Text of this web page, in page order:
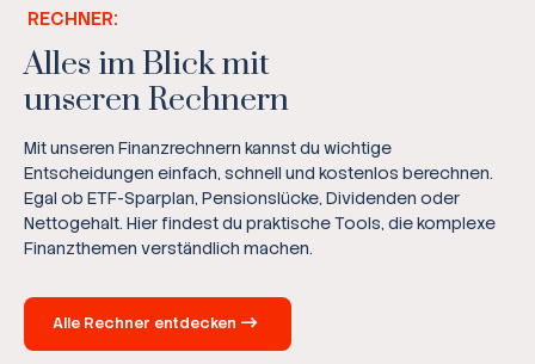
RECHNER:
Alles im Blick mit
unseren Rechnern
Mit unseren Finanzrechnern kannst du wichtige
Entscheidungen einfach, schnell und kostenlos berechnen.
Egal ob ETF-Sparplan, Pensionslücke, Dividenden oder
Nettogehalt. Hier findest du praktische Tools, die komplexe
Finanzthemen verständlich machen.
Alle Rechner entdecken